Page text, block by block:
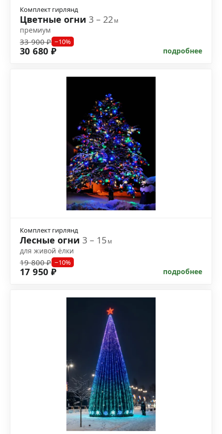
Комплект гирлянд
Цветные огни 3 – 22м
премиум
33 900 ₽ −10%
30 680 ₽ подробнее
Комплект гирлянд
Лесные огни 3 – 15м
для живой ёлки
19 800 ₽ −10%
17 950 ₽ подробнее